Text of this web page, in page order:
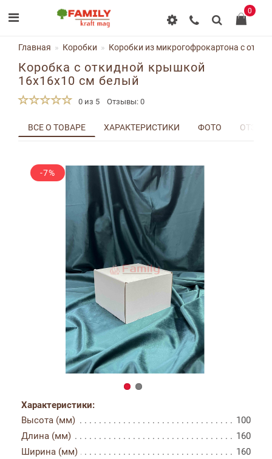
0
Главная Коробки Коробки из микрогофрокартона с
Коробка с откидной крышкой
16x16x10 см белый
0 из 5 Отзывы: 0
ВСЕ О ТОВАРЕ ХАРАКТЕРИСТИКИ ФОТО
-7%
Характеристики:
Высота (мм)
100
Длина (мм)
160
Ширина (мм)
160